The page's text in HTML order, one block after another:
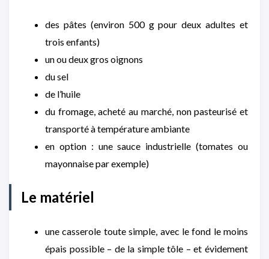
des pâtes (environ 500 g pour deux adultes et
trois enfants)
un ou deux gros oignons
du sel
de l’huile
du fromage, acheté au marché, non pasteurisé et
transporté à température ambiante
en option : une sauce industrielle (tomates ou
mayonnaise par exemple)
Le matériel
une casserole toute simple, avec le fond le moins
épais possible – de la simple tôle – et évidement